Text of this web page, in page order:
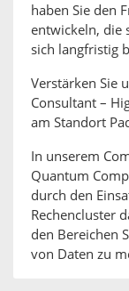
haben Sie den
entwickeln, die
sich langfristig
Verstärken Sie
Consultant –
am Standort
In unserem
Quantum
durch den
Rechencluster
den Bereichen
von Daten zu